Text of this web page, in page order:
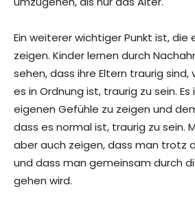
Ein weiterer wichtiger Punkt ist, die
zeigen. Kinder lernen durch
sehen, dass ihre Eltern traurig sind,
es in Ordnung ist, traurig zu sein.
eigenen Gefühle zu zeigen und
dass es normal ist, traurig zu sein.
aber auch zeigen, dass man trotz
und dass man gemeinsam durch
gehen wird.